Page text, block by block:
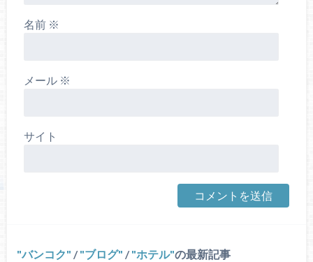
名前 ※
メール ※
サイト
バンコク / ブログ / ホテル の最新記事